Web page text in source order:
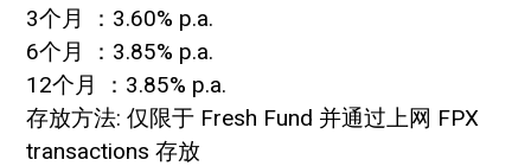
3个月 ：3.60% p.a.
6个月 ：3.85% p.a.
12个月 ：3.85% p.a.
存放方法: 仅限于 Fresh Fund 并通过上网 FPX
transactions 存放